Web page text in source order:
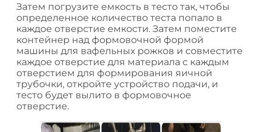
Затем погрузите емкость в тесто так, чтобы
определенное количество теста попало в
каждое отверстие емкости. Затем поместите
контейнер над формовочной формой
машины для вафельных рожков и совместите
каждое отверстие для материала с каждым
отверстием для формирования яичной
трубочки, откройте устройство подачи, и
тесто будет вылито в формовочное
отверстие.